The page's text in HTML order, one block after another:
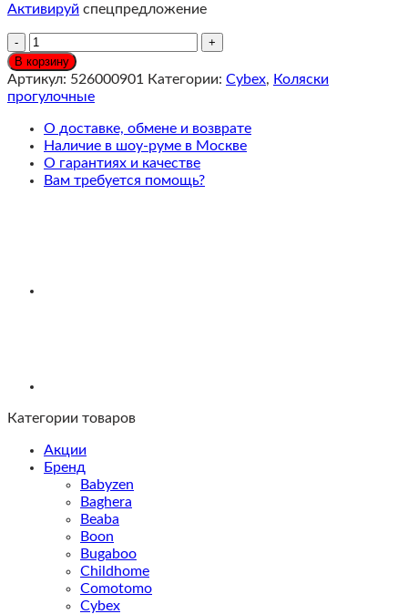
Активируй спецпредложение
Количество
Cybex
Beezy
2026
Chocolate
Brown
c
дождевиком
В корзину
Артикул: 526000901 Категории: Cybex, Коляски
прогулочные
О доставке, обмене и возврате
Наличие в шоу-руме в Москве
О гарантиях и качестве
Вам требуется помощь?
Категории товаров
Акции
Бренд
Babyzen
Baghera
Beaba
Boon
Bugaboo
Childhome
Comotomo
Cybex